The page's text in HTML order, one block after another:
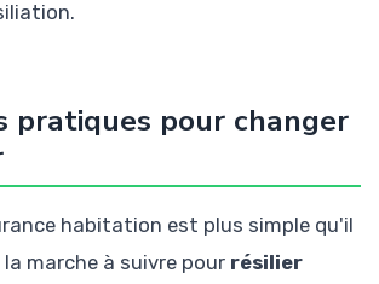
pratiques pour changer
habitation est plus simple qu'il
marche à suivre pour résilier